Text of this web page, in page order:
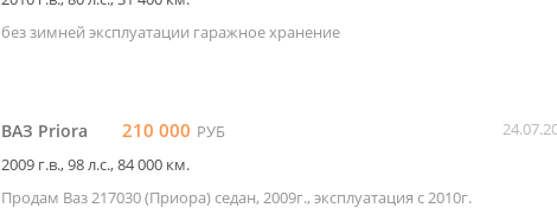
без зимней эксплуатации гаражное хранение
ВАЗ Priora 210 000 РУБ
2009 г.в., 98 л.c., 84 000 км.
Продам Ваз 217030 (Приора) седан, 2009г., эксплуатация с 2010г.